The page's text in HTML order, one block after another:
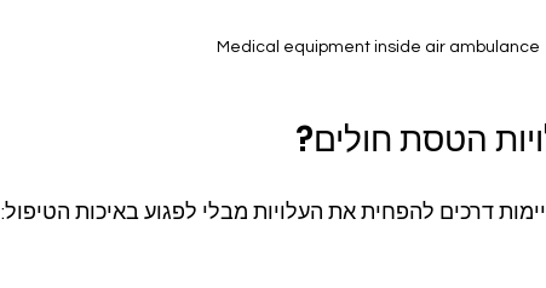
Medical equipment inside air ambulance
הטסת חולים?
דרכים להפחית את העלויות מבלי לפגוע באיכות הטיפול: